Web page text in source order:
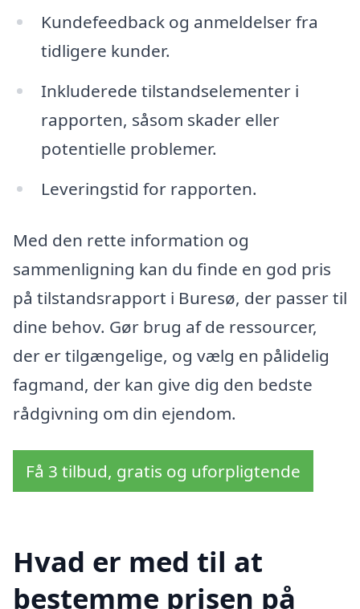
Kundefeedback og anmeldelser fra
tidligere kunder.
Inkluderede tilstandselementer i
rapporten, såsom skader eller
potentielle problemer.
Leveringstid for rapporten.
Med den rette information og
sammenligning kan du finde en god pris
på tilstandsrapport i Buresø, der passer til
dine behov. Gør brug af de ressourcer,
der er tilgængelige, og vælg en pålidelig
fagmand, der kan give dig den bedste
rådgivning om din ejendom.
Få 3 tilbud, gratis og uforpligtende
Hvad er med til at
bestemme prisen på